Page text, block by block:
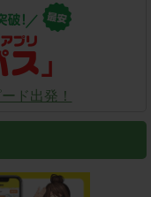
ド出発！